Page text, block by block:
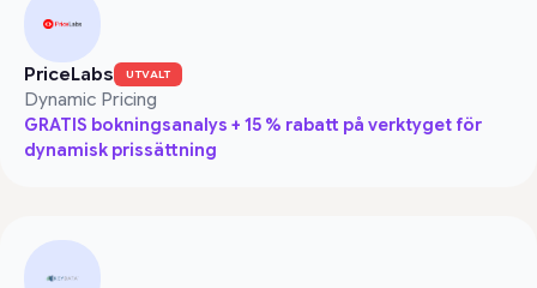
PriceLabs UTVALT
Dynamic Pricing
GRATIS bokningsanalys + 15 % rabatt på verktyget för
dynamisk prissättning